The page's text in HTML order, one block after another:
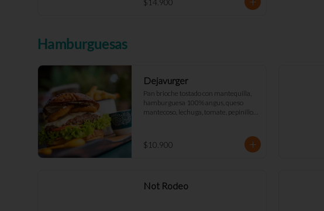
$14.900
Hamburguesas
Dejavurger
Pan brioche tostado con mantequilla,
hamburguesa 100% angus, queso
mantecoso, lechuga, tomate, pepinillos,
$10.900
Not Rodeo